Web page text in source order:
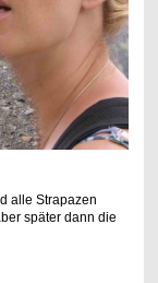
alle Strapazen
später dann die